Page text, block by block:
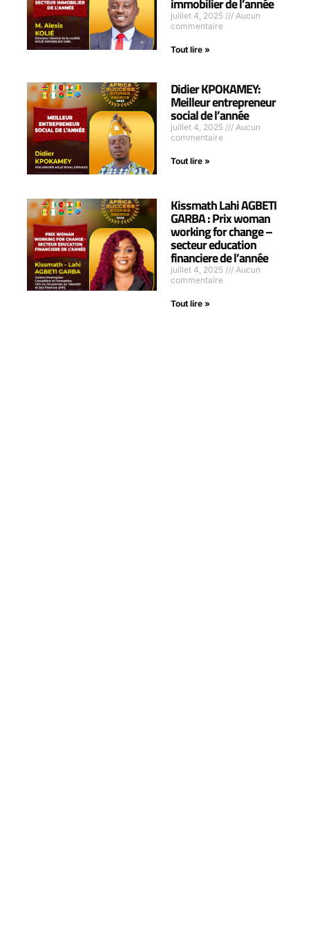
juillet 4, 2025
Aucun
commentaire
Tout lire »
Didier KPOKAMEY:
Meilleur entrepreneur
social de l’année
juillet 4, 2025
Aucun
commentaire
Tout lire »
Kissmath Lahi AGBETI
GARBA : Prix woman
working for change –
secteur education
financiere de l’année
juillet 4, 2025
Aucun
commentaire
Tout lire »